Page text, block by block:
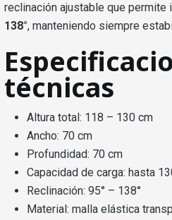
reclinación ajustable que permite
138°, manteniendo siempre
técnicas
Altura total: 118 – 130 cm
Ancho: 70 cm
Profundidad: 70 cm
Capacidad de carga: hasta
Reclinación: 95° – 138°
Material: malla elástica